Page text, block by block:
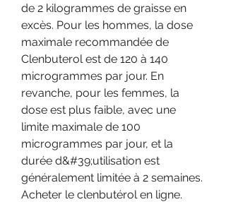
de 2 kilogrammes de graisse en
excès. Pour les hommes, la dose
maximale recommandée de
Clenbuterol est de 120 à 140
microgrammes par jour. En
revanche, pour les femmes, la
dose est plus faible, avec une
limite maximale de 100
microgrammes par jour, et la
durée d&#39;utilisation est
généralement limitée à 2 semaines.
Acheter le clenbutérol en ligne.